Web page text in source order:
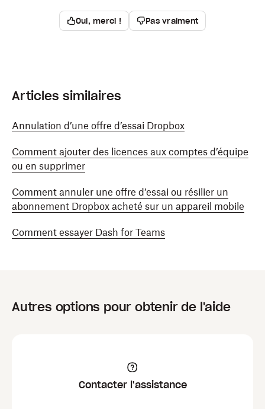
Oui, merci ! Pas vraiment
Articles similaires
Annulation d’une offre d’essai Dropbox
Comment ajouter des licences aux comptes d’équipe
ou en supprimer
Comment annuler une offre d’essai ou résilier un
abonnement Dropbox acheté sur un appareil mobile
Comment essayer Dash for Teams
Autres options pour obtenir de l'aide
Contacter l'assistance